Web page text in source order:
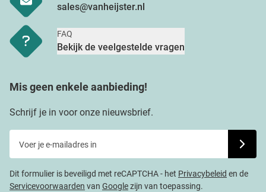
sales@vanheijster.nl
FAQ
Bekijk de veelgestelde vragen
Mis geen enkele aanbieding!
Schrijf je in voor onze nieuwsbrief.
Dit formulier is beveiligd met reCAPTCHA - het Privacybeleid en de
Servicevoorwaarden van Googlezijn van toepassing.